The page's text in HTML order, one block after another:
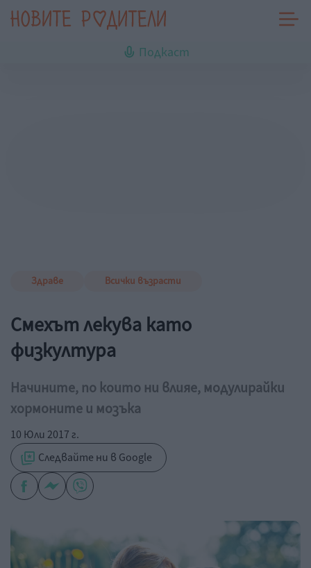
Подкаст
Здраве Всички възрасти
Смехът лекува като
физкултура
Начините, по които ни влияе, модулирайки
хормоните и мозъка
10 Юли 2017 г.
Следвайте ни в Google